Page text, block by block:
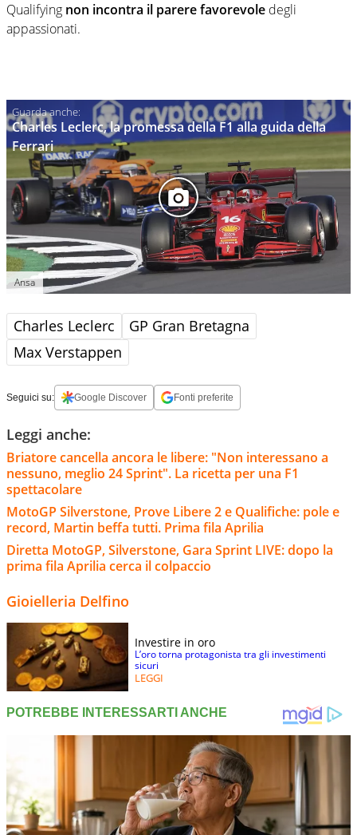
Qualifying non incontra il parere favorevole degli
appassionati.
Charles Leclerc, la promessa della F1 alla guida della
Ferrari
Ansa
Charles Leclerc
GP Gran Bretagna
Max Verstappen
Seguici su: Google Discover Fonti preferite
Leggi anche:
Briatore cancella ancora le libere: "Non interessano a
nessuno, meglio 24 Sprint". La ricetta per una F1
spettacolare
MotoGP Silverstone, Prove Libere 2 e Qualifiche: pole e
record, Martin beffa tutti. Prima fila Aprilia
Diretta MotoGP, Silverstone, Gara Sprint LIVE: dopo la
prima fila Aprilia cerca il colpaccio
Gioielleria Delfino
Investire in oro
L’oro torna protagonista tra gli investimenti
sicuri
LEGGI